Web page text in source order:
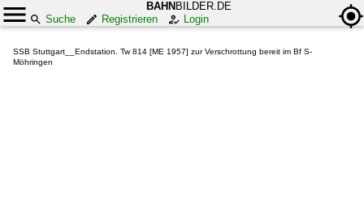
BAHN BILDER.DE
Suche
Registrieren Login
SSB Stuttgart__Endstation. Tw 814 [ME 1957] zur Verschrottung bereit im Bf S-
Möhringen